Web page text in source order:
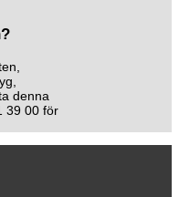
denna
39 00 för